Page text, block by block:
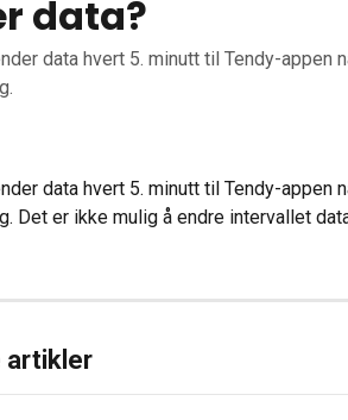
data?
data hvert 5. minutt til Tendy-appen
data hvert 5. minutt til Tendy-appen
Det er ikke mulig å endre intervallet
artikler